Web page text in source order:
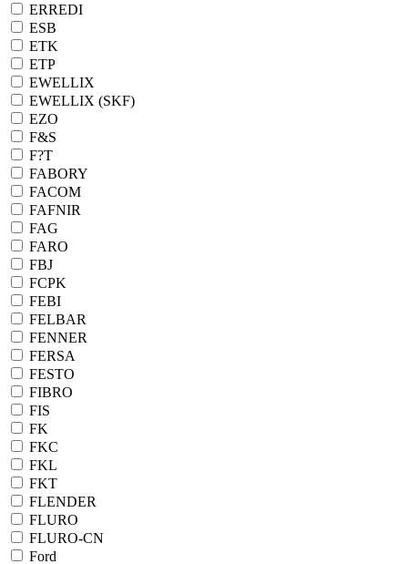
ERREDI
ESB
ETK
ETP
EWELLIX
EWELLIX (SKF)
EZO
F&S
F?T
FABORY
FACOM
FAFNIR
FAG
FARO
FBJ
FCPK
FEBI
FELBAR
FENNER
FERSA
FESTO
FIBRO
FIS
FK
FKC
FKL
FKT
FLENDER
FLURO
FLURO-CN
Ford